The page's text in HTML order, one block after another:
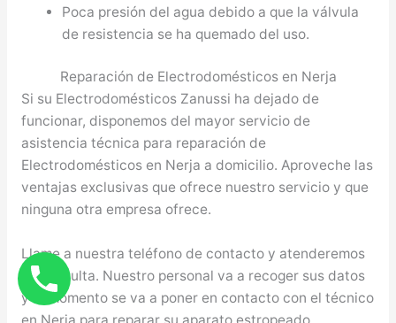
Poca presión del agua debido a que la válvula
de resistencia se ha quemado del uso.
Reparación de Electrodomésticos en Nerja
Si su Electrodomésticos Zanussi ha dejado de
funcionar, disponemos del mayor servicio de
asistencia técnica para reparación de
Electrodomésticos en Nerja a domicilio. Aproveche las
ventajas exclusivas que ofrece nuestro servicio y que
ninguna otra empresa ofrece.
Llame a nuestra teléfono de contacto y atenderemos
su consulta. Nuestro personal va a recoger sus datos
y al momento se va a poner en contacto con el técnico